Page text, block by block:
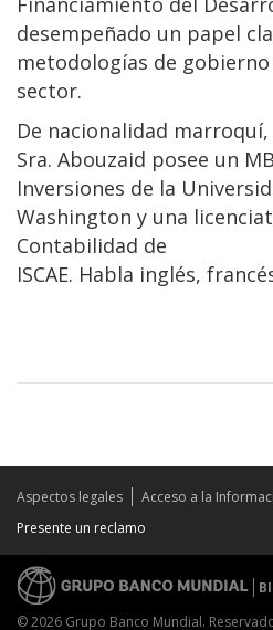
desempeñado un papel
metodologías de
sector.
De nacionalidad marroquí,
Sra. Abouzaid posee un
Inversiones de la
Washington y una
Contabilidad de
ISCAE. Habla inglés,
Aspectos legales Acceso a la
Presente un reclamo
© 2026 Grupo Banco Mundial.